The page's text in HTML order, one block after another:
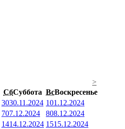
>
СбСуббота ВсВоскресенье
3030.11.2024 101.12.2024
707.12.2024 808.12.2024
1414.12.2024 1515.12.2024